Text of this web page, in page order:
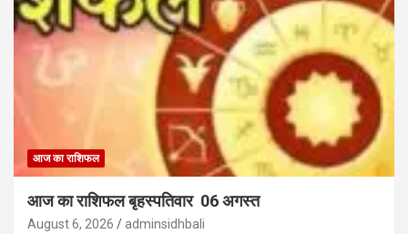
आज का राशिफल
आज का राशिफल बृहस्पतिवार 06 अगस्त
August 6, 2026 adminsidhbali